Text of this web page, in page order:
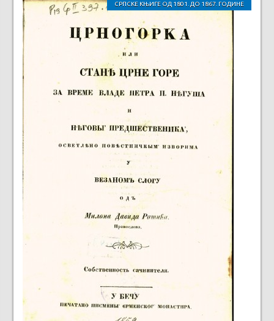
СРПСКЕ КЊИГЕ ОД 1801. ДО 1867. ГОДИНЕ